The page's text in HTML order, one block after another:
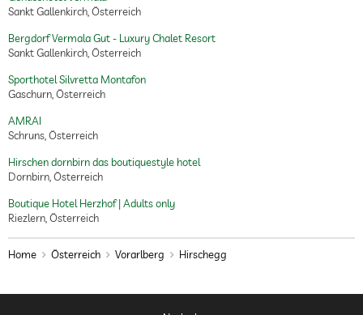
Kinderspielecke
Hotel bietet Familienpreise an Kinderrabatte
Kinderequipment vorhanden
Flaschenwärmer
Babywanne
Sauna keine Saunagebühren
Dampfbad
Biosauna
Sankt Gallenkirch, Österreich
Bergdorf Vermala Gut - Luxury Chalet Resort
Sankt Gallenkirch, Österreich
Sporthotel Silvretta Montafon
Gaschurn, Österreich
AMRAI
Schruns, Österreich
Hirschen dornbirn das boutiquestyle hotel
Dornbirn, Österreich
Boutique Hotel Herzhof | Adults only
Riezlern, Österreich
Home Österreich Vorarlberg Hirschegg